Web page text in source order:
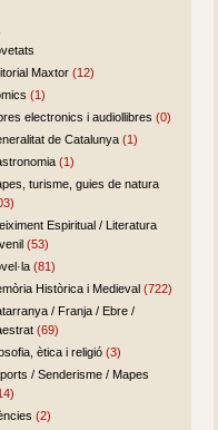
Maxtor (12)
(1)
electronics i audiollibres (0)
de Catalunya (1)
(1)
turisme, guies de natura
Espiritual / Literatura
(53)
(81)
Històrica i Medieval (722)
/ Franja / Ebre /
(69)
ètica i religió (3)
/ Senderisme / Mapes
(2)